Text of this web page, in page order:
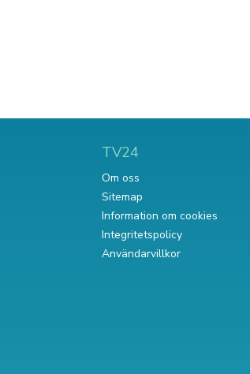
TV24
Om oss
Sitemap
Information om cookies
Integritetspolicy
Användarvillkor